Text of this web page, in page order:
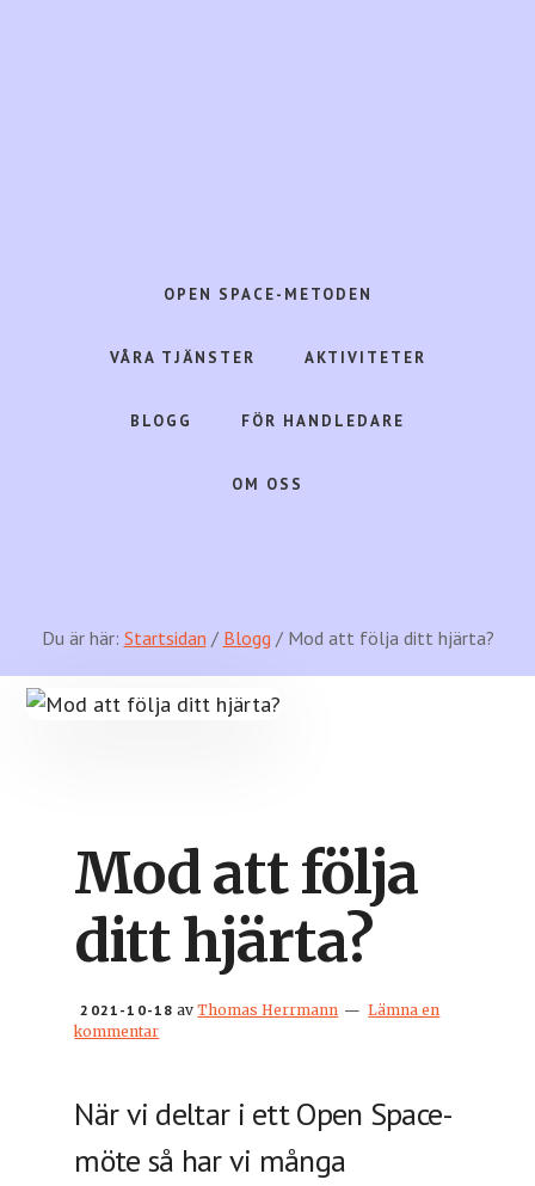
Consulting
livskraft
organisation
OPEN SPACE-METODEN
VÅRA TJÄNSTER AKTIVITETER
BLOGG FÖR HANDLEDARE
OM OSS
Du är här: Startsidan / Blogg / Mod att följa ditt hjärta?
Mod att följa
ditt hjärta?
2021-10-18 avThomas Herrmann
Lämna en
kommentar
När vi deltar i ett Open Space-
möte så har vi många